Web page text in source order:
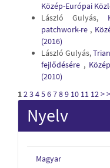
Közép-Európai
László Gulyás,
patchwork-re ,
(2016)
László Gulyás,
fejlődésére ,
(2010)
123456789 10 11 12>
Nyelv
Magyar